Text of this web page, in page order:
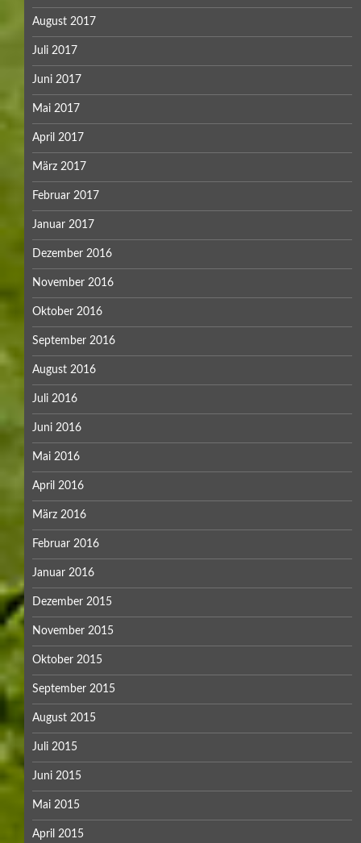
August 2017
Juli 2017
Juni 2017
Mai 2017
April 2017
März 2017
Februar 2017
Januar 2017
Dezember 2016
November 2016
Oktober 2016
September 2016
August 2016
Juli 2016
Juni 2016
Mai 2016
April 2016
März 2016
Februar 2016
Januar 2016
Dezember 2015
November 2015
Oktober 2015
September 2015
August 2015
Juli 2015
Juni 2015
Mai 2015
April 2015